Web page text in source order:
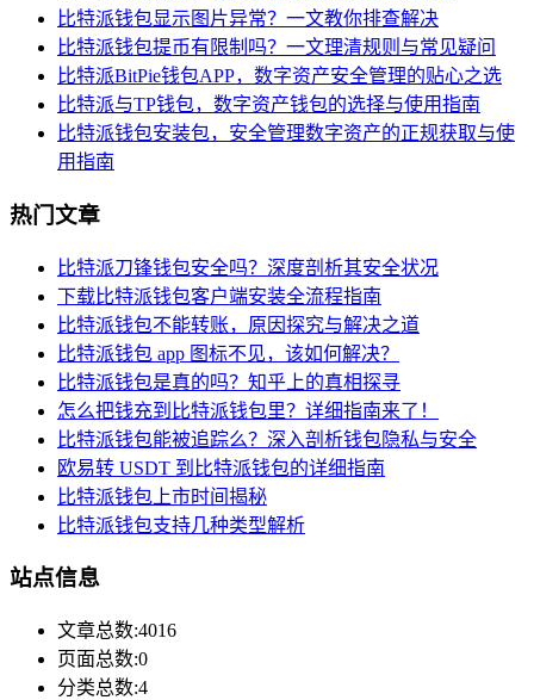
比特派钱包显示图片异常？一文教你排查解决
比特派钱包提币有限制吗？一文理清规则与常见疑问
比特派BitPie钱包APP，数字资产安全管理的贴心之选
比特派与TP钱包，数字资产钱包的选择与使用指南
比特派钱包安装包，安全管理数字资产的正规获取与使
用指南
热门文章
比特派刀锋钱包安全吗？深度剖析其安全状况
下载比特派钱包客户端安装全流程指南
比特派钱包不能转账，原因探究与解决之道
比特派钱包 app 图标不见，该如何解决？
比特派钱包是真的吗？知乎上的真相探寻
怎么把钱充到比特派钱包里？详细指南来了！
比特派钱包能被追踪么？深入剖析钱包隐私与安全
欧易转 USDT 到比特派钱包的详细指南
比特派钱包上市时间揭秘
比特派钱包支持几种类型解析
站点信息
文章总数:4016
页面总数:0
分类总数:4